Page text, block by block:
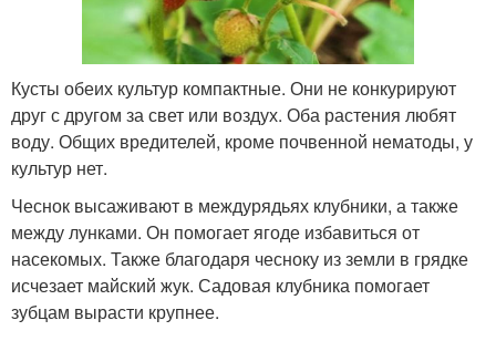
Кусты обеих культур компактные. Они не конкурируют
друг с другом за свет или воздух. Оба растения любят
воду. Общих вредителей, кроме почвенной нематоды, у
культур нет.
Чеснок высаживают в междурядьях клубники, а также
между лунками. Он помогает ягоде избавиться от
насекомых. Также благодаря чесноку из земли в грядке
исчезает майский жук. Садовая клубника помогает
зубцам вырасти крупнее.